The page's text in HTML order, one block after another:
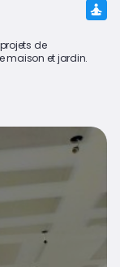
de
maison et jardin.